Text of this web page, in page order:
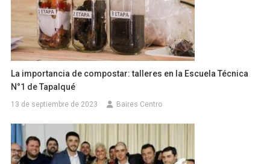
La importancia de compostar: talleres en la Escuela Técnica
N°1 de Tapalqué
13 de septiembre de 2023 Baires Centro